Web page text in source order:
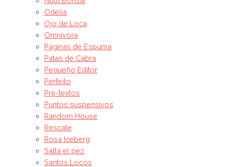
Odelia
Ojo de Loca
Omnívora
Páginas de Espuma
Patas de Cabra
Pequeño Editor
Perfeito
Pre-textos
Puntos suspensivos
Random House
Rescate
Rosa Iceberg
Salta el pez
Santos Locos